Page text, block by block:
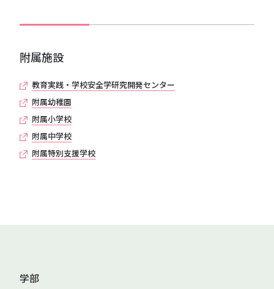
附属施設
教育実践・学校安全学研究開発センター
附属幼稚園
附属小学校
附属中学校
附属特別支援学校
学部